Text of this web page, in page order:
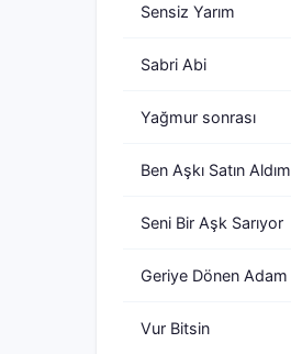
Sensiz Yarım
Sabri Abi
Yağmur sonrası
Ben Aşkı Satın Aldım
Seni Bir Aşk Sarıyor
Geriye Dönen Adam
Vur Bitsin